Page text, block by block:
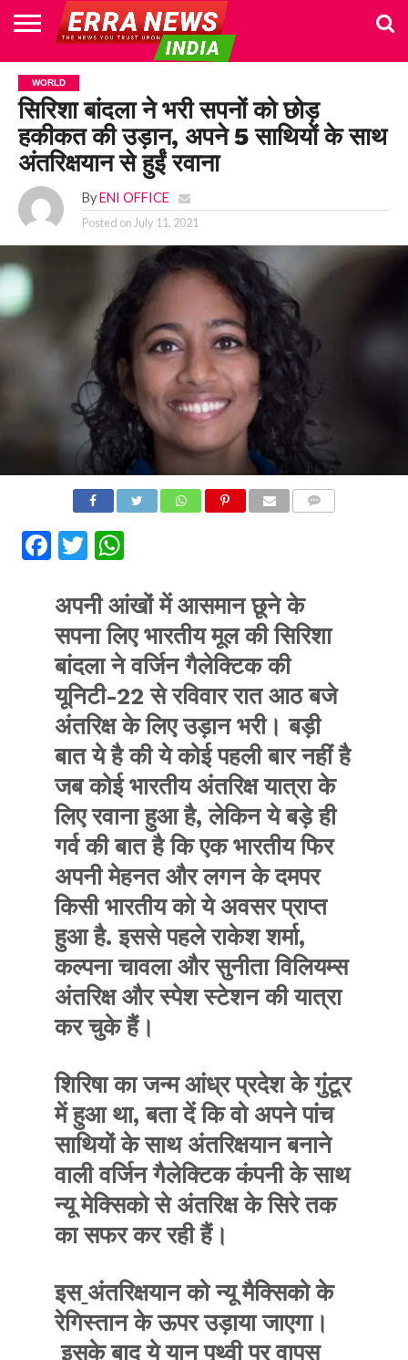
HOME
POLITICS
NEWS
BUSINESS
CULTURE
NATIONAL
SPORTS
LIFESTYLE
TRAVEL
OPINION
BREAKING
NEWS
ENTERTAINMENT
WORLD
CRIME
JOIN
US
WORLD
सिरिशा बांदला ने भरी सपनों को छोड़
हकीकत की उड़ान, अपने 5 साथियों के साथ
अंतरिक्षयान से हुईं रवाना
By ENI OFFICE
Posted on July 11, 2021
Facebook
Twitter
WhatsApp
अपनी आंखों में आसमान छूने के
सपना लिए भारतीय मूल की सिरिशा
बांदला ने वर्जिन गैलेक्टिक की
यूनिटी-22 से रविवार रात आठ बजे
अंतरिक्ष के लिए उड़ान भरी। बड़ी
बात ये है की ये कोई पहली बार नहीं है
जब कोई भारतीय अंतरिक्ष यात्रा के
लिए रवाना हुआ है, लेकिन ये बड़े ही
गर्व की बात है कि एक भारतीय फिर
अपनी मेहनत और लगन के दमपर
किसी भारतीय को ये अवसर प्राप्त
हुआ है. इससे पहले राकेश शर्मा,
कल्पना चावला और सुनीता विलियम्स
अंतरिक्ष और स्पेश स्टेशन की यात्रा
कर चुके हैं।
शिरिषा का जन्म आंध्र प्रदेश के गुंटूर
में हुआ था, बता दें कि वो अपने पांच
साथियों के साथ अंतरिक्षयान बनाने
वाली वर्जिन गैलेक्टिक कंपनी के साथ
न्यू मेक्सिको से अंतरिक्ष के सिरे तक
का सफर कर रही हैं।
इस अंतरिक्षयान को न्यू मैक्सिको के
रेगिस्तान के ऊपर उड़ाया जाएगा।
इसके बाद ये यान पृथ्वी पर वापस